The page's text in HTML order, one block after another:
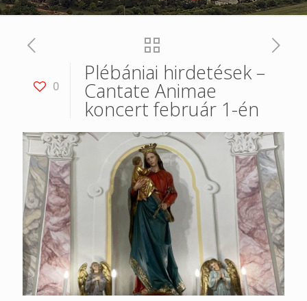
0
Plébániai hirdetések –
Cantate Animae
koncert február 1-én